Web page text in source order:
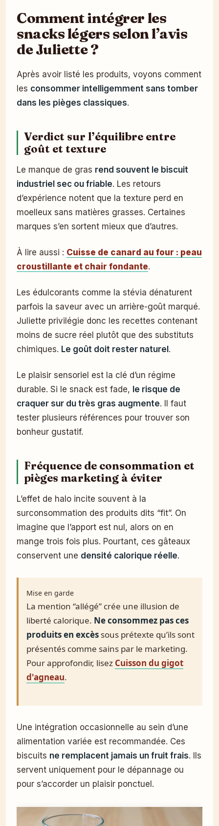
Comment intégrer les
snacks légers selon l’avis
de Juliette ?
Après avoir listé les produits, voyons comment
les consommer intelligemment sans tomber
dans les pièges classiques.
Verdict sur l’équilibre entre
goût et texture
Le manque de gras rend souvent le biscuit
industriel sec ou friable. Les retours
d’expérience notent que la texture perd en
moelleux sans matières grasses. Certaines
marques s’en sortent mieux que d’autres.
À lire aussi : Cuisse de canard au four : peau
croustillante et chair fondante.
Les édulcorants comme la stévia dénaturent
parfois la saveur avec un arrière-goût marqué.
Juliette privilégie donc les recettes contenant
moins de sucre réel plutôt que des substituts
chimiques. Le goût doit rester naturel.
Le plaisir sensoriel est la clé d’un régime
durable. Si le snack est fade, le risque de
craquer sur du très gras augmente. Il faut
tester plusieurs références pour trouver son
bonheur gustatif.
Fréquence de consommation et
pièges marketing à éviter
L’effet de halo incite souvent à la
surconsommation des produits dits “fit”. On
imagine que l’apport est nul, alors on en
mange trois fois plus. Pourtant, ces gâteaux
conservent une densité calorique réelle.
Mise en garde
La mention “allégé” crée une illusion de
liberté calorique. Ne consommez pas ces
produits en excès sous prétexte qu’ils sont
présentés comme sains par le marketing.
Pour approfondir, lisez Cuisson du gigot
d'agneau.
Une intégration occasionnelle au sein d’une
alimentation variée est recommandée. Ces
biscuits ne remplacent jamais un fruit frais. Ils
servent uniquement pour le dépannage ou
pour s’accorder un plaisir ponctuel.